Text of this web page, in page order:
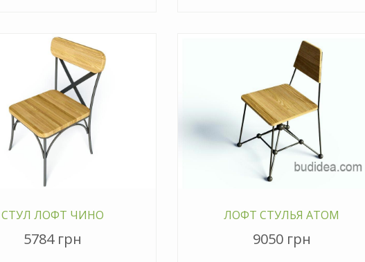
СТУЛ ЛОФТ ЧИНО
5784 грн
ЛОФТ СТУЛЬЯ АТОМ
9050 грн